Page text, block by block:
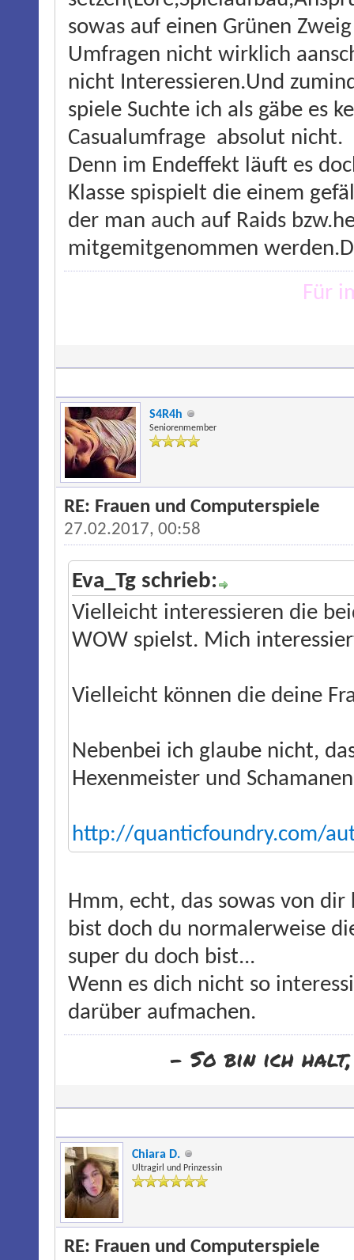
sowas auf einen Grünen
Umfragen nicht wirklich
nicht Interessieren.Und
spiele Suchte ich als gäbe es
Casualumfrage absolut nicht.
Denn im Endeffekt läuft es
Klasse spispielt die einem
der man auch auf Raids
mitgemitgenommen
Für
S4R4h
Seniorenmember
RE: Frauen und Computerspiele
27.02.2017, 00:58
Eva_Tg schrieb:
Vielleicht interessieren die
WOW spielst. Mich
Vielleicht können die deine
Nebenbei ich glaube nicht,
Hexenmeister und
http://quanticfoundry.com/
Hmm, echt, das sowas von
bist doch du normalerweise
super du doch bist...
Wenn es dich nicht so
darüber aufmachen.
- So bin ich
Chiara D.
Ultragirl und Prinzessin
RE: Frauen und Computerspiele